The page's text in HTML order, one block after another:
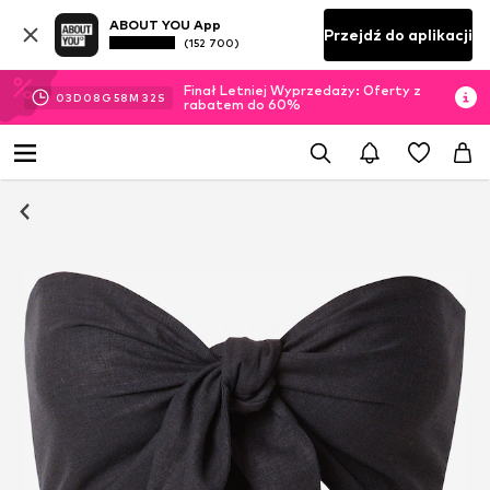
ABOUT YOU App
(152 700) Przejdź do aplikacji
03D 08 G 58M 31 S
Finał Letniej Wyprzedaży: Oferty z
rabatem do 60%